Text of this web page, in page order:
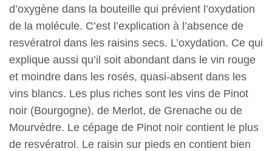
d’oxygène dans la bouteille qui prévient l’oxydation
de la molécule. C’est l’explication à l’absence de
resvératrol dans les raisins secs. L’oxydation. Ce qui
explique aussi qu’il soit abondant dans le vin rouge
et moindre dans les rosés, quasi-absent dans les
vins blancs. Les plus riches sont les vins de Pinot
noir (Bourgogne), de Merlot, de Grenache ou de
Mourvèdre. Le cépage de Pinot noir contient le plus
de resvératrol. Le raisin sur pieds en contient bien